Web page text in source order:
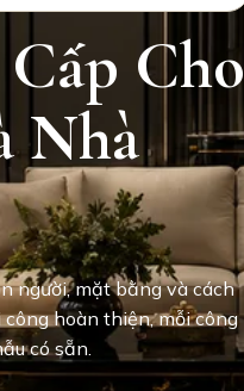
Cho
Nhà
người, mặt bằng và cách
hoàn thiện, mỗi công
có sẵn.